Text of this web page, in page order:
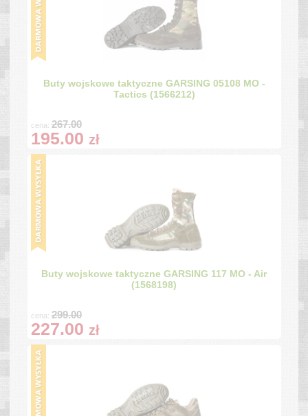
Buty wojskowe taktyczne GARSING 05108 MO -
Tactics (1566212)
cena:267.00
195.00 zł
Buty wojskowe taktyczne GARSING 117 MO - Air
(1568198)
cena:299.00
227.00 zł